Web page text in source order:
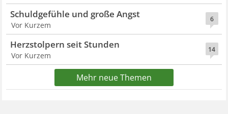
6
Schuldgefühle und große Angst
Vor Kurzem
14
Herzstolpern seit Stunden
Vor Kurzem
Mehr neue Themen